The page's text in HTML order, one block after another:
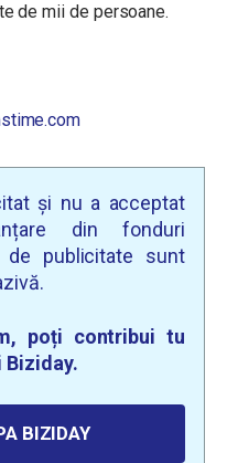
de mii de persoane.
și nu a acceptat
din fonduri
de publicitate sunt
poți contribui tu
Biziday.
BIZIDAY